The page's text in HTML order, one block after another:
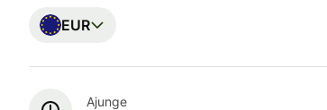
EUR
Ajunge